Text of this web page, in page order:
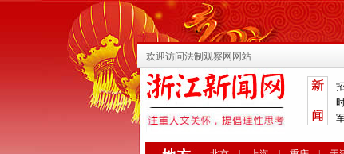
欢迎访问法制观察网网站